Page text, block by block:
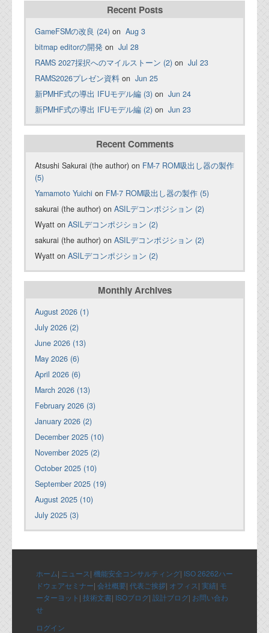
Recent Posts
GameFSMの改良 (24) on Aug 3
bitmap editorの開発 on Jul 28
RAMS 2027採択へのマイルストーン (2) on Jul 23
RAMS2026プレゼン資料 on Jun 25
新PMHF式の導出 IFUモデル編 (3) on Jun 24
新PMHF式の導出 IFUモデル編 (2) on Jun 23
Recent Comments
Atsushi Sakurai (the author) on FM-7 ROM吸出し器の製作
(5)
Yamamoto Yuichi on FM-7 ROM吸出し器の製作 (5)
sakurai (the author) on ASILデコンポジション (2)
Wyatt on ASILデコンポジション (2)
sakurai (the author) on ASILデコンポジション (2)
Wyatt on ASILデコンポジション (2)
Monthly Archives
August 2026 (1)
July 2026 (2)
June 2026 (13)
May 2026 (6)
April 2026 (6)
March 2026 (13)
February 2026 (3)
January 2026 (2)
December 2025 (10)
November 2025 (2)
October 2025 (10)
September 2025 (19)
August 2025 (10)
July 2025 (3)
ホーム| ニュース| 機能安全コンサルティング| ISO 26262ハー
ドウェアセミナー| 会社概要| 代表ご挨拶| オフィス| 実績| モ
ーターヨット | 技術文書| ISOブログ| 設計ブログ| お問い合わ
せ
ログイン